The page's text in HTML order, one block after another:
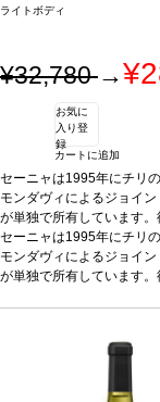
ライトボディ
¥32,780→
お気に
入り登
録
カートに追加
セーニャは1995年にチリ
モンダヴィによるジョイ
が単独で所有しています
を造ることでした。その
ーでバイオダイナミック
らしい魂を持ったワイン
熟したタンニンが感じら
らの涼しい風の影響を受
のとれたエレガントなス
ー色。香り高く複雑なノ
セーニャは1995年にチリ
モンダヴィによるジョイ
が単独で所有しています
らしい魂を持ったワイン
え入れられるワインを造る
厚で深みのある色調。赤
熟したタンニンが感じら